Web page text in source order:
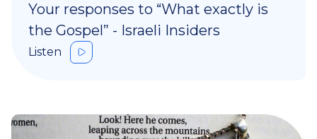
Your responses to “What exactly is
the Gospel” - Israeli Insiders
Listen